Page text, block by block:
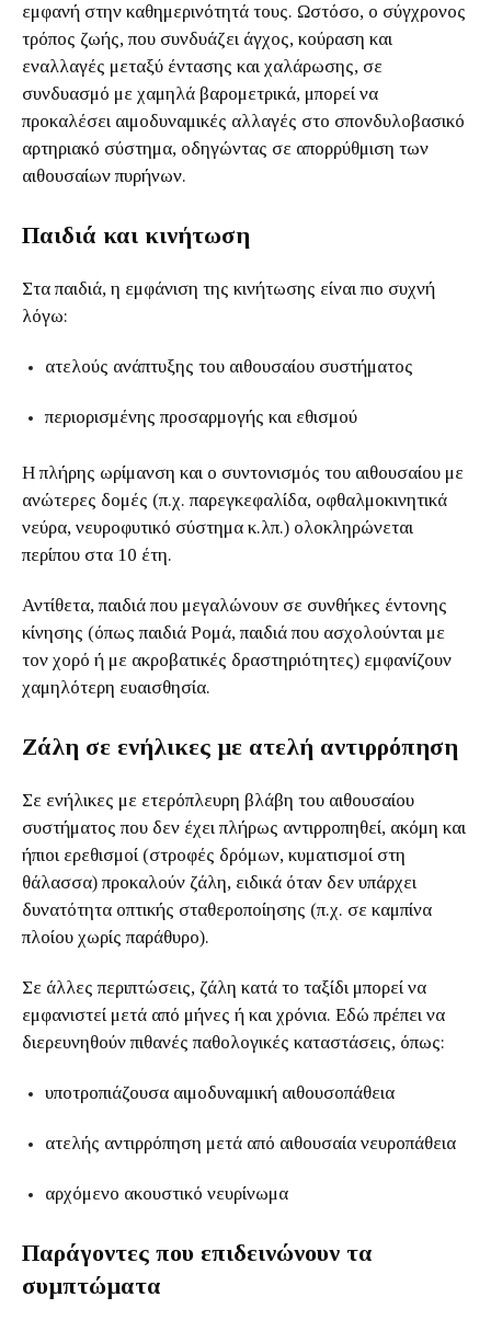
εμφανή στην καθημερινότητά τους. Ωστόσο, ο σύγχρονος
τρόπος ζωής, που συνδυάζει άγχος, κούραση και
εναλλαγές μεταξύ έντασης και χαλάρωσης, σε
συνδυασμό με χαμηλά βαρομετρικά, μπορεί να
προκαλέσει αιμοδυναμικές αλλαγές στο σπονδυλοβασικό
αρτηριακό σύστημα, οδηγώντας σε απορρύθμιση των
αιθουσαίων πυρήνων.
Παιδιά και κινήτωση
Στα παιδιά, η εμφάνιση της κινήτωσης είναι πιο συχνή
λόγω:
ατελούς ανάπτυξης του αιθουσαίου συστήματος
περιορισμένης προσαρμογής και εθισμού
Η πλήρης ωρίμανση και ο συντονισμός του αιθουσαίου με
ανώτερες δομές (π.χ. παρεγκεφαλίδα, οφθαλμοκινητικά
νεύρα, νευροφυτικό σύστημα κ.λπ.) ολοκληρώνεται
περίπου στα 10 έτη.
Αντίθετα, παιδιά που μεγαλώνουν σε συνθήκες έντονης
κίνησης (όπως παιδιά Ρομά, παιδιά που ασχολούνται με
τον χορό ή με ακροβατικές δραστηριότητες) εμφανίζουν
χαμηλότερη ευαισθησία.
Ζάλη σε ενήλικες με ατελή αντιρρόπηση
Σε ενήλικες με ετερόπλευρη βλάβη του αιθουσαίου
συστήματος που δεν έχει πλήρως αντιρροπηθεί, ακόμη και
ήπιοι ερεθισμοί (στροφές δρόμων, κυματισμοί στη
θάλασσα) προκαλούν ζάλη, ειδικά όταν δεν υπάρχει
δυνατότητα οπτικής σταθεροποίησης (π.χ. σε καμπίνα
πλοίου χωρίς παράθυρο).
Σε άλλες περιπτώσεις, ζάλη κατά το ταξίδι μπορεί να
εμφανιστεί μετά από μήνες ή και χρόνια. Εδώ πρέπει να
διερευνηθούν πιθανές παθολογικές καταστάσεις, όπως:
υποτροπιάζουσα αιμοδυναμική αιθουσοπάθεια
ατελής αντιρρόπηση μετά από αιθουσαία νευροπάθεια
αρχόμενο ακουστικό νευρίνωμα
Παράγοντες που επιδεινώνουν τα
συμπτώματα